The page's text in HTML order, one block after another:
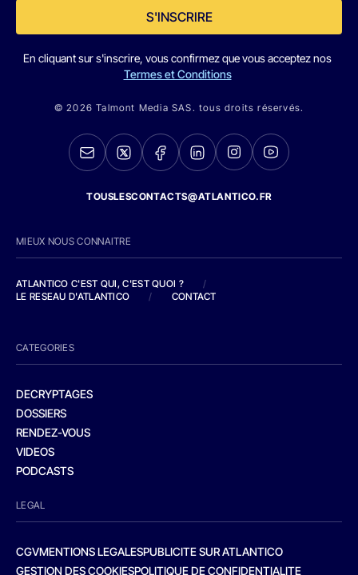
S'INSCRIRE
En cliquant sur s'inscrire, vous confirmez que vous acceptez nos
Termes et Conditions
© 2026 Talmont Media SAS. tous droits réservés.
TOUSLESCONTACTS@ATLANTICO.FR
MIEUX NOUS CONNAITRE
ATLANTICO C'EST QUI, C'EST QUOI ?
/
LE RESEAU D'ATLANTICO
/ CONTACT
CATEGORIES
DECRYPTAGES
DOSSIERS
RENDEZ-VOUS
VIDEOS
PODCASTS
LEGAL
CGVMENTIONS LEGALESPUBLICITE SUR ATLANTICO
GESTION DES COOKIESPOLITIQUE DE CONFIDENTIALITE